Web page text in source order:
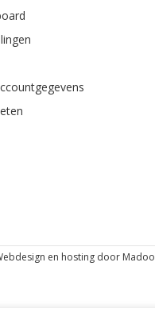
en hosting door Madoo